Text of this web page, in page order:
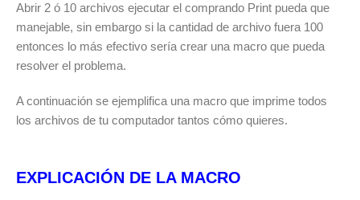
Abrir 2 ó 10 archivos ejecutar el comprando Print pueda que
manejable, sin embargo si la cantidad de archivo fuera 100
entonces lo más efectivo sería crear una macro que pueda
resolver el problema.
A continuación se ejemplifica una macro que imprime todos
los archivos de tu computador tantos cómo quieres.
EXPLICACIÓN DE LA MACRO